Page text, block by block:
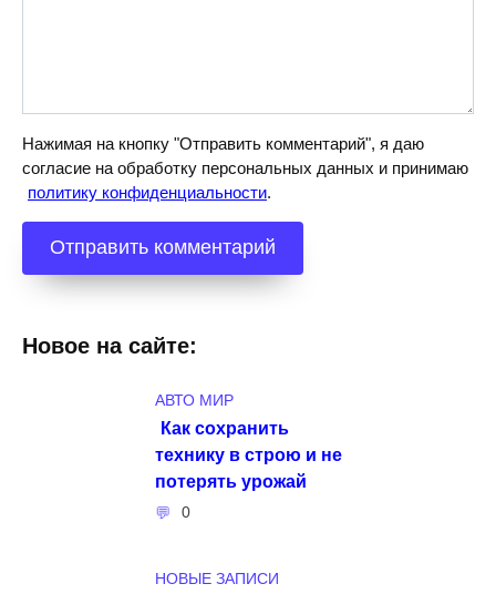
Нажимая на кнопку "Отправить комментарий", я даю
согласие на обработку персональных данных и принимаю
политику конфиденциальности.
Новое на сайте:
АВТО МИР
Как сохранить
технику в строю и не
потерять урожай
0
НОВЫЕ ЗАПИСИ